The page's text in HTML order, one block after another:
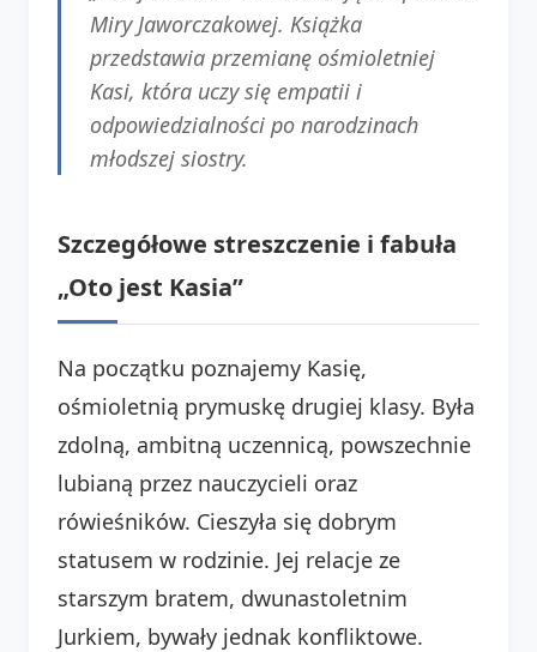
Miry Jaworczakowej. Książka
przedstawia przemianę ośmioletniej
Kasi, która uczy się empatii i
odpowiedzialności po narodzinach
młodszej siostry.
Szczegółowe streszczenie i fabuła
„Oto jest Kasia”
Na początku poznajemy Kasię,
ośmioletnią prymuskę drugiej klasy. Była
zdolną, ambitną uczennicą, powszechnie
lubianą przez nauczycieli oraz
rówieśników. Cieszyła się dobrym
statusem w rodzinie. Jej relacje ze
starszym bratem, dwunastoletnim
Jurkiem, bywały jednak konfliktowe.